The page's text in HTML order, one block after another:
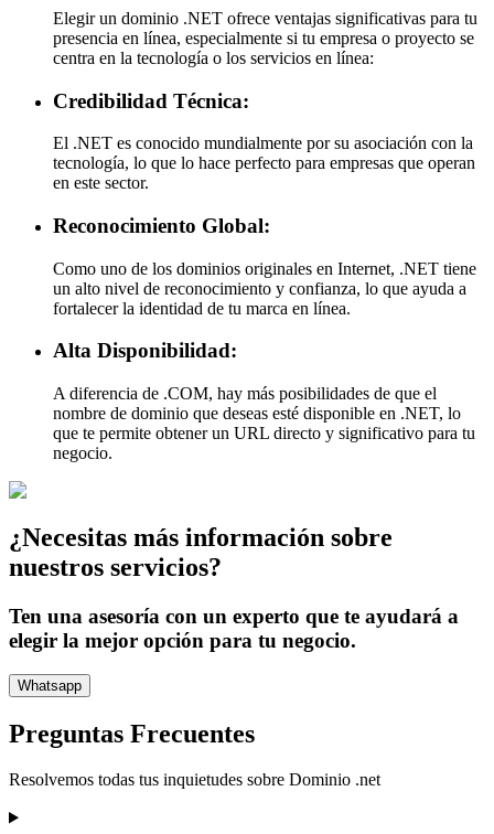
Elegir un dominio .NET ofrece ventajas significativas para tu
presencia en línea, especialmente si tu empresa o proyecto se
centra en la tecnología o los servicios en línea:
Credibilidad Técnica:
El .NET es conocido mundialmente por su asociación con la
tecnología, lo que lo hace perfecto para empresas que operan
en este sector.
Reconocimiento Global:
Como uno de los dominios originales en Internet, .NET tiene
un alto nivel de reconocimiento y confianza, lo que ayuda a
fortalecer la identidad de tu marca en línea.
Alta Disponibilidad:
A diferencia de .COM, hay más posibilidades de que el
nombre de dominio que deseas esté disponible en .NET, lo
que te permite obtener un URL directo y significativo para tu
negocio.
¿Necesitas más información sobre
nuestros servicios?
Ten una asesoría con un experto que te ayudará a
elegir la mejor opción para tu negocio.
Whatsapp
Preguntas Frecuentes
Resolvemos todas tus inquietudes sobre Dominio .net